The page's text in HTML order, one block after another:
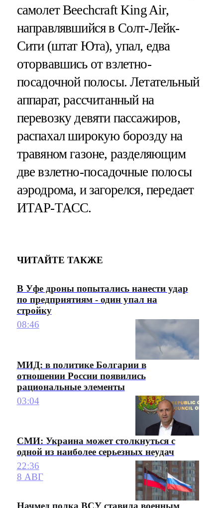
самолет Beechcraft King Air,
направлявшийся в Солт-Лейк-
Сити (штат Юта), упал, едва
оторвавшись от взлетно-
посадочной полосы. Летательный
аппарат, рассчитанный на
перевозку девяти пассажиров,
распахал широкую борозду на
травяном газоне, разделяющим
две взлетно-посадочные полосы
аэродрома, и загорелся, передает
ИТАР-ТАСС.
ЧИТАЙТЕ ТАКЖЕ
В Уфе дроны попытались нанести удар
по предприятиям - один упал на
стройку
08:46
МИД: в политике Болгарии в
отношении России появились
рациональные элементы
03:04
СМИ: Украина может столкнуться с
одной из наиболее серьезных неудач
22:36
8 АВГ